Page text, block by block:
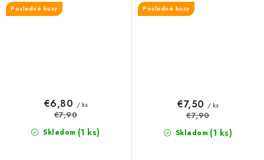
Posledné kusy
Skladom (1 ks)
€6,80 / ks
€7,90
Posledné kusy
Skladom (1 ks)
€7,50 / ks
€7,90